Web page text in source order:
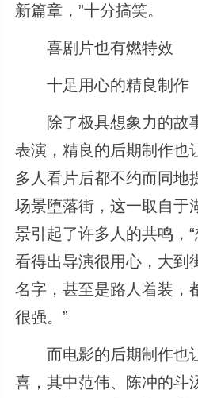
新篇章，”十分搞笑。
喜剧片也有燃特效
十足用心的精良制作
除了极具想象力的故
表演，精良的后期制作也
多人看片后都不约而同地
场景堕落街，这一取自于
景引起了许多人的共鸣，“
看得出导演很用心，大到
名字，甚至是路人着装，
很强。”
而电影的后期制作也
喜，其中范伟、陈冲的斗